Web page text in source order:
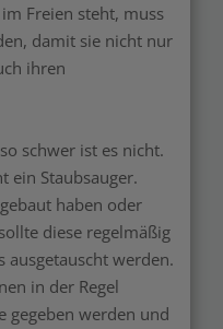
Freien steht, muss
damit sie nicht nur
ihren
schwer ist es nicht.
ein Staubsauger.
haben oder
diese regelmäßig
ausgetauscht werden.
in der Regel
gegeben werden und